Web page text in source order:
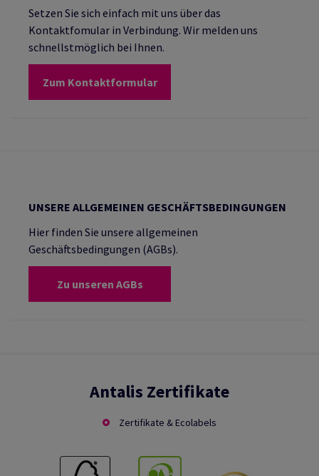
Setzen Sie sich einfach mit uns über das
Kontaktfomular in Verbindung. Wir melden uns
schnellstmöglich bei Ihnen.
Zum Kontaktformular
UNSERE ALLGEMEINEN GESCHÄFTSBEDINGUNGEN
Hier finden Sie unsere allgemeinen
Geschäftsbedingungen (AGBs).
Zu unseren AGBs
Antalis Zertifikate
Zertifikate & Ecolabels